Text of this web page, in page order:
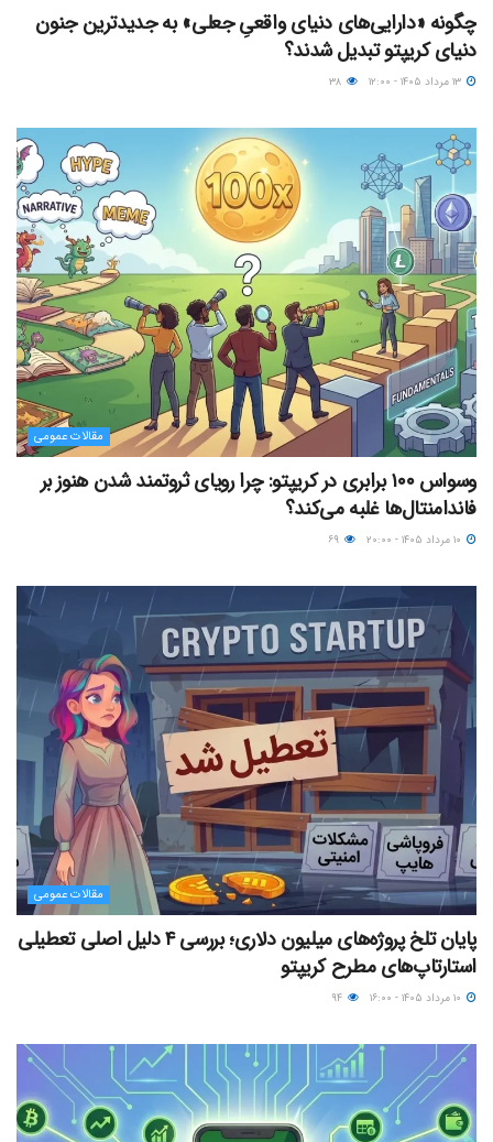
چگونه «دارایی‌های دنیای واقعیِ جعلی» به جدیدترین جنون
دنیای کریپتو تبدیل شدند؟
مقالات عمومی
وسواس ۱۰۰ برابری در کریپتو: چرا رویای ثروتمند شدن هنوز بر
فاندامنتال‌ها غلبه می‌کند؟
مقالات عمومی
پایان تلخ پروژه‌های میلیون دلاری؛ بررسی ۴ دلیل اصلی تعطیلی
استارتاپ‌های مطرح کریپتو